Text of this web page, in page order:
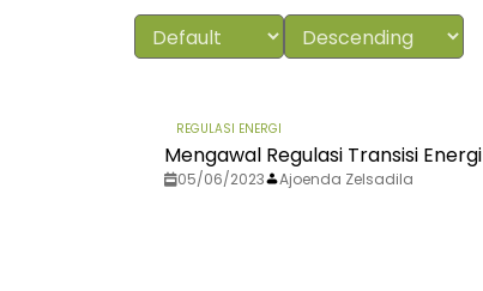
REGULASI ENERGI
Mengawal Regulasi Transisi
05/06/2023 Ajoenda Zelsadila